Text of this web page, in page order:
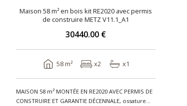
Maison 58 m² en bois kit RE2020 avec permis
de construire METZ V11.1_A1
30440.00 €
58 m² x2 x1
MAISON 58 m² MONTÉE EN RE2020 AVEC PERMIS DE
CONSTRUIRE ET GARANTIE DÉCENNALE, ossature